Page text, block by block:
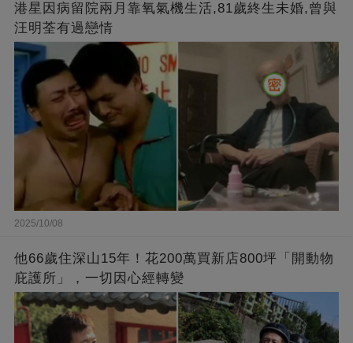
港星因病留院兩月靠氧氣機生活,81歲終生未婚,曾與
汪明荃有過戀情
2025/10/08
他66歲住深山15年！花200萬買新店800坪「開動物
庇護所」，一切因心經轉變